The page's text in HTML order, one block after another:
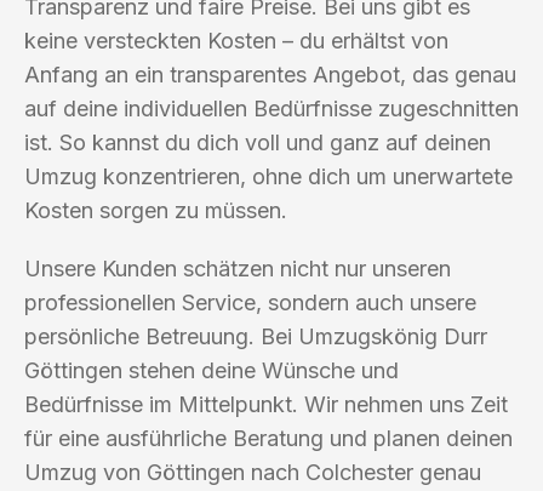
Transparenz und faire Preise. Bei uns gibt es
keine versteckten Kosten – du erhältst von
Anfang an ein transparentes Angebot, das genau
auf deine individuellen Bedürfnisse zugeschnitten
ist. So kannst du dich voll und ganz auf deinen
Umzug konzentrieren, ohne dich um unerwartete
Kosten sorgen zu müssen.
Unsere Kunden schätzen nicht nur unseren
professionellen Service, sondern auch unsere
persönliche Betreuung. Bei Umzugskönig Durr
Göttingen stehen deine Wünsche und
Bedürfnisse im Mittelpunkt. Wir nehmen uns Zeit
für eine ausführliche Beratung und planen deinen
Umzug von Göttingen nach Colchester genau